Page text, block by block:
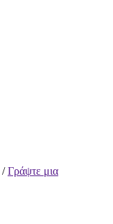
/Γράψτε μια